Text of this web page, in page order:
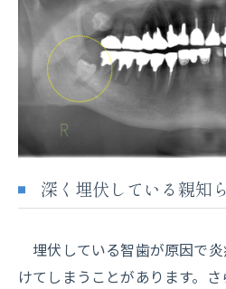
深く埋伏している親知
埋伏している智歯が原因で
けてしまうことがあります。